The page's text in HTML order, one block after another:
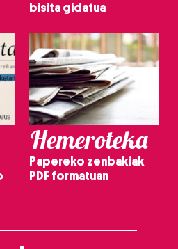
bisita gidatua
Hemeroteka
Papereko zenbakiak
PDF formatuan